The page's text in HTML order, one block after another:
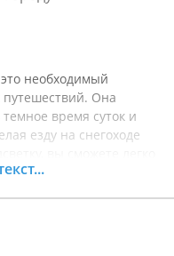
необходимый
путешествий. Она
время суток и
езду на снегоходе
и быть более
Эта
с